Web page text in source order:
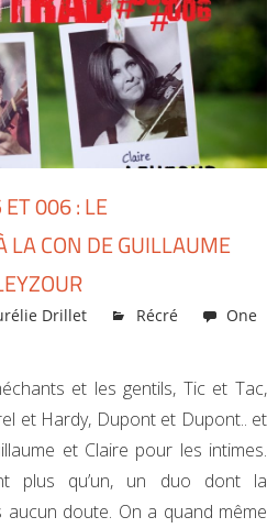
006 : LE
LA CON DE GUILLAUME
Drillet Récré
One
et les gentils, Tic et Tac,
et Hardy, Dupont et Dupont.. et
et Claire pour les intimes.
plus qu’un, un duo dont la
aucun doute. On a quand même